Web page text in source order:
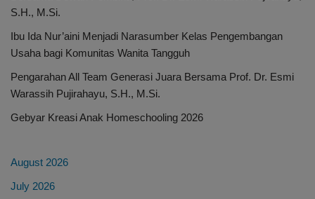
S.H., M.Si.
Ibu Ida Nur’aini Menjadi Narasumber Kelas Pengembangan
Usaha bagi Komunitas Wanita Tangguh
Pengarahan All Team Generasi Juara Bersama Prof. Dr. Esmi
Warassih Pujirahayu, S.H., M.Si.
Gebyar Kreasi Anak Homeschooling 2026
August 2026
July 2026